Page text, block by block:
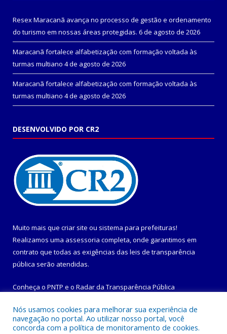
Resex Maracanã avança no processo de gestão e ordenamento
do turismo em nossas áreas protegidas. 6 de agosto de 2026
Maracanã fortalece alfabetização com formação voltada às
turmas multiano 4 de agosto de 2026
Maracanã fortalece alfabetização com formação voltada às
turmas multiano 4 de agosto de 2026
DESENVOLVIDO POR CR2
Muito mais que criar site ou sistema para prefeituras!
Realizamos uma assessoria completa, onde garantimos em
contrato que todas as exigências das leis de transparência
pública serão atendidas.
Conheça o PNTP e o Radar da Transparência Pública
Nós usamos cookies para melhorar sua experiência de
navegação no portal. Ao utilizar nosso portal, você
concorda com a política de monitoramento de cookies.